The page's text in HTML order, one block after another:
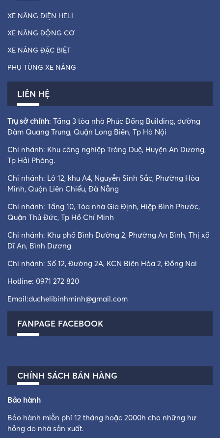
XE NÂNG ĐIỆN HELI
XE NÂNG ĐỘNG CƠ
XE NÂNG ĐẶC BIỆT
PHỤ TÙNG XE NÂNG
LIÊN HỆ
Trụ sở chính: Tầng 3 tòa nhà Phúc Đồng Building, đường
Đàm Quang Trung, Quận Long Biên, Tp Hà Nội
Chi nhánh: Khu công nghiệp Tràng Duệ, Huyện An Dương,
Tp Hải Phòng.
Chi nhánh: Lô 12, khu A4, Nguyễn Sinh Sắc, Phường Hòa
Minh, Quận Liên Chiểu, Đà Nẵng
Chi nhánh: Tầng 10, Tòa nhà Gia Định, Hiệp Bình Phước,
Quận Thủ Đức, Tp Hồ Chí Minh
Chi nhánh: Khu phố Bình Đường 2, Phường An Bình, Thị xã
Dĩ An, Bình Dương
Chi nhánh: Số 12, Đường 2A, KCN Biên Hòa 2, Đồng Nai
Hotline: 0971 272 820
Email:duchelibinhminh@gmail.com
FANPAGE FACEBOOK
CHÍNH SÁCH BÁN HÀNG
Bảo hành
Bảo hành miễn phí 12 tháng hoặc 2000h cho những hư
hỏng do nhà sản xuất.